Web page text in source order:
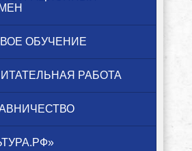
ОБУЧЕНИЕ
РАБОТА